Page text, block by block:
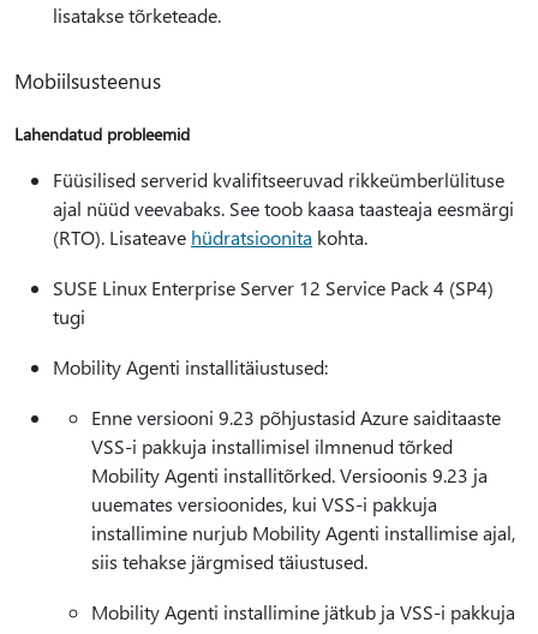
lisatakse tõrketeade.
Mobiilsusteenus
Lahendatud probleemid
Füüsilised serverid kvalifitseeruvad rikkeümberlülituse
ajal nüüd veevabaks. See toob kaasa taasteaja eesmärgi
(RTO). Lisateave hüdratsioonita kohta.
SUSE Linux Enterprise Server 12 Service Pack 4 (SP4)
tugi
Mobility Agenti installitäiustused:
Enne versiooni 9.23 põhjustasid Azure saiditaaste
VSS-i pakkuja installimisel ilmnenud tõrked
Mobility Agenti installitõrked. Versioonis 9.23 ja
uuemates versioonides, kui VSS-i pakkuja
installimine nurjub Mobility Agenti installimise ajal,
siis tehakse järgmised täiustused.
Mobility Agenti installimine jätkub ja VSS-i pakkuja